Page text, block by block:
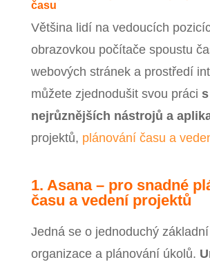
času
Většina lidí na vedoucích
obrazovkou počítače spoustu
webových stránek a prostředí
můžete zjednodušit svou práci
nejrůznějších nástrojů a
projektů, plánování času a
1. Asana – pro snadné
času a vedení projektů
Jedná se o jednoduchý
organizace a plánování úkolů.